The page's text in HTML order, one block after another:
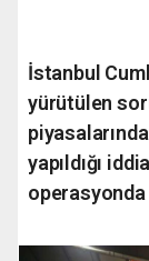
İstanbul
yürütülen
yapıldığı
operasyonda